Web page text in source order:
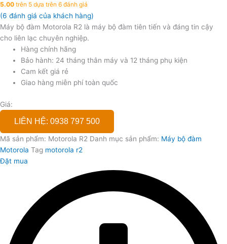
5.00 trên 5 dựa trên 6 đánh giá
(6 đánh giá của khách hàng)
Máy bộ đàm Motorola R2 là máy bộ đàm tiên tiến và đáng tin cậy
cho liên lạc chuyên nghiệp.
Hàng chính hãng
Bảo hành: 24 tháng thân máy và 12 tháng phụ kiện
Cam kết giá rẻ
Giao hàng miễn phí toàn quốc
Giá:
LIÊN HỆ: 0938 797 500
Mã sản phẩm: Motorola R2 Danh mục sản phẩm: Máy bộ đàm
Motorola Tag motorola r2
Đặt mua